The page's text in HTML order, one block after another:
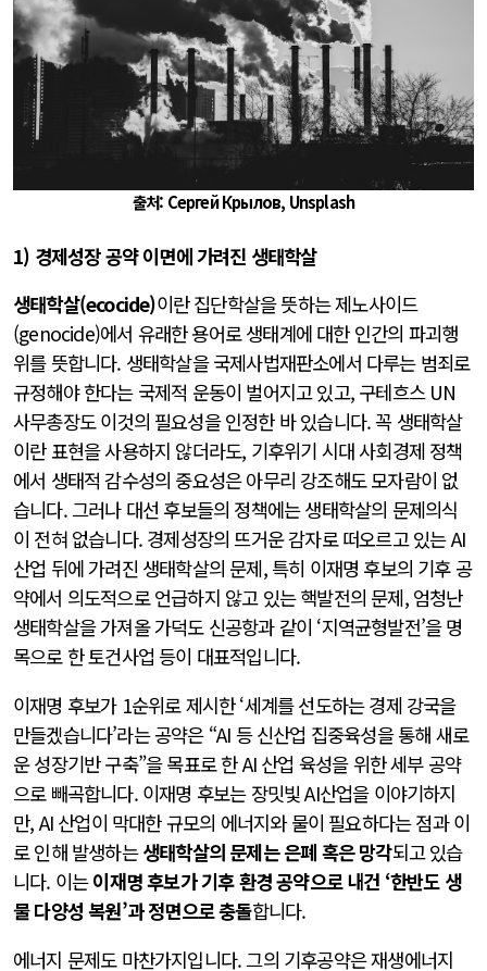
출처: Сергей Крылов, Unsplash
1) 경제성장 공약 이면에 가려진 생태학살
생태학살(ecocide)이란 집단학살을 뜻하는 제노사이드
(genocide)에서 유래한 용어로 생태계에 대한 인간의 파괴행
위를 뜻합니다. 생태학살을 국제사법재판소에서 다루는 범죄로
규정해야 한다는 국제적 운동이 벌어지고 있고, 구테흐스 UN
사무총장도 이것의 필요성을 인정한 바 있습니다. 꼭 생태학살
이란 표현을 사용하지 않더라도, 기후위기 시대 사회경제 정책
에서 생태적 감수성의 중요성은 아무리 강조해도 모자람이 없
습니다. 그러나 대선 후보들의 정책에는 생태학살의 문제의식
이 전혀 없습니다. 경제성장의 뜨거운 감자로 떠오르고 있는 AI
산업 뒤에 가려진 생태학살의 문제, 특히 이재명 후보의 기후 공
약에서 의도적으로 언급하지 않고 있는 핵발전의 문제, 엄청난
생태학살을 가져올 가덕도 신공항과 같이 ‘지역균형발전’을 명
목으로 한 토건사업 등이 대표적입니다.
이재명 후보가 1순위로 제시한 ‘세계를 선도하는 경제 강국을
만들겠습니다’라는 공약은 “AI 등 신산업 집중육성을 통해 새로
운 성장기반 구축”을 목표로 한 AI 산업 육성을 위한 세부 공약
으로 빼곡합니다. 이재명 후보는 장밋빛 AI산업을 이야기하지
만, AI 산업이 막대한 규모의 에너지와 물이 필요하다는 점과 이
로 인해 발생하는생태학살의 문제는 은폐 혹은 망각되고 있습
니다. 이는이재명 후보가 기후 환경 공약으로 내건 ‘한반도 생
물 다양성 복원’과 정면으로 충돌합니다.
에너지 문제도 마찬가지입니다. 그의 기후공약은 재생에너지